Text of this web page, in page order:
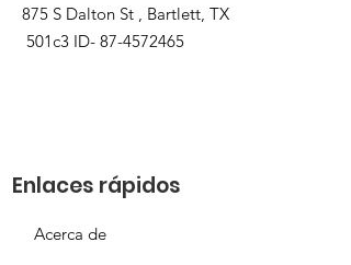
875 S Dalton St , Bartlett, TX
501c3 ID- 87-4572465
Enlaces rápidos
Acerca de